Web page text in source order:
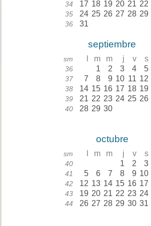
34 17 18 19 20 21 22
35 24 25 26 27 28 29
36 31
septiembre
sm m m j v s
36 1 2 3 4 5
37 7 8 9 10 11 12
38 14 15 16 17 18 19
39 21 22 23 24 25 26
40 28 29 30
octubre
sm m m j v s
40 1 2 3
41 5 6 7 8 9 10
42 12 13 14 15 16 17
43 19 20 21 22 23 24
44 26 27 28 29 30 31